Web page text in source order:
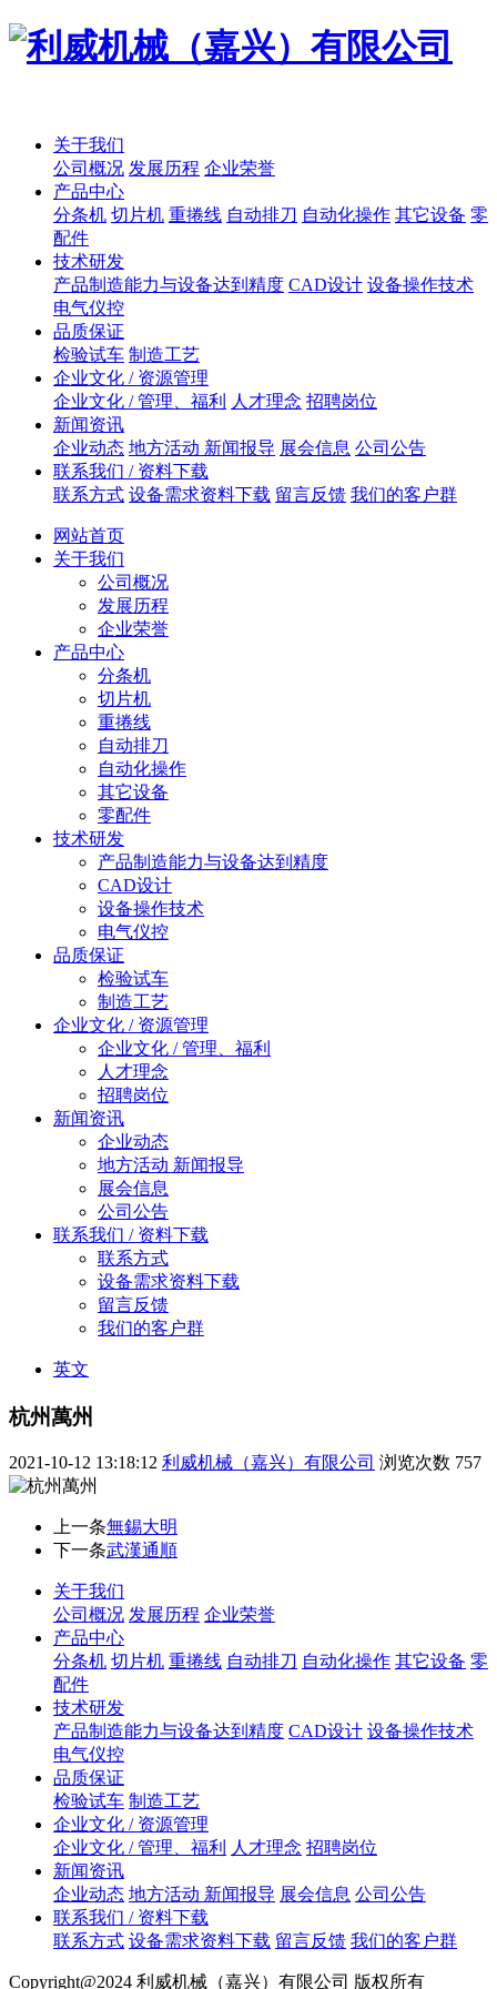
关于我们
公司概况 发展历程 企业荣誉
产品中心
分条机 切片机 重捲线 自动排刀 自动化操作 其它设备 零
配件
技术研发
产品制造能力与设备达到精度 CAD设计 设备操作技术
电气仪控
品质保证
检验试车 制造工艺
企业文化 / 资源管理
企业文化 / 管理、福利
人才理念 招聘岗位
新闻资讯
企业动态 地方活动 新闻报导 展会信息 公司公告
联系我们 / 资料下载
联系方式 设备需求资料下载 留言反馈 我们的客户群
网站首页
关于我们
公司概况
发展历程
企业荣誉
产品中心
分条机
切片机
重捲线
自动排刀
自动化操作
其它设备
零配件
技术研发
产品制造能力与设备达到精度
CAD设计
设备操作技术
电气仪控
品质保证
检验试车
制造工艺
企业文化 / 资源管理
企业文化 / 管理、福利
人才理念
招聘岗位
新闻资讯
企业动态
地方活动 新闻报导
展会信息
公司公告
联系我们 / 资料下载
联系方式
设备需求资料下载
留言反馈
我们的客户群
英文
杭州萬州
2021-10-12 13:18:12 利威机械（嘉兴）有限公司 浏览次数 757
上一条無錫大明
下一条武漢通順
关于我们
公司概况 发展历程 企业荣誉
产品中心
分条机 切片机 重捲线 自动排刀 自动化操作 其它设备 零
配件
技术研发
产品制造能力与设备达到精度 CAD设计 设备操作技术
电气仪控
品质保证
检验试车 制造工艺
企业文化 / 资源管理
企业文化 / 管理、福利
人才理念 招聘岗位
新闻资讯
企业动态 地方活动 新闻报导 展会信息 公司公告
联系我们 / 资料下载
联系方式 设备需求资料下载 留言反馈 我们的客户群
Copyright@2024 利威机械（嘉兴）有限公司 版权所有